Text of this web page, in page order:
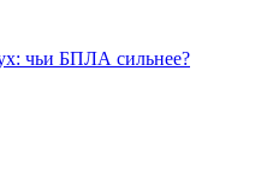
чьи БПЛА сильнее?